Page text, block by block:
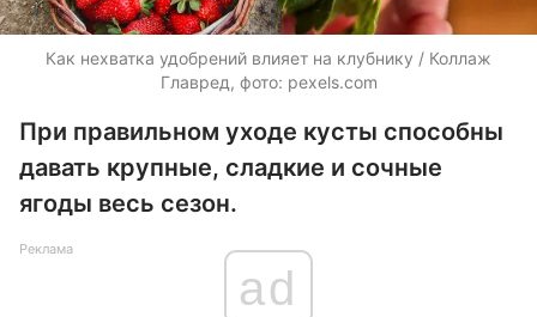
Как нехватка удобрений влияет на клубнику / Коллаж
Главред, фото: pexels.com
При правильном уходе кусты способны
давать крупные, сладкие и сочные
ягоды весь сезон.
Реклама
ad